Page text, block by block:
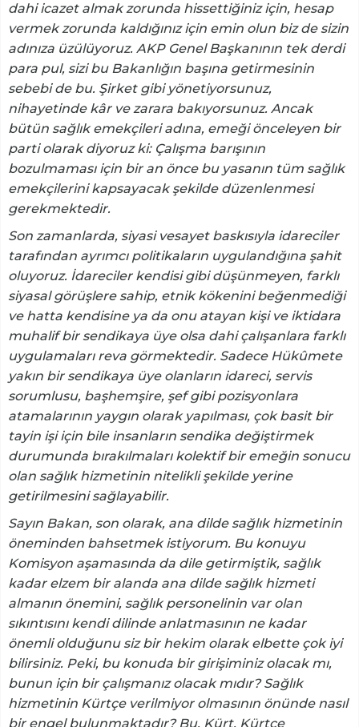
dahi icazet almak zorunda hissettiğiniz için, hesap
vermek zorunda kaldığınız için emin olun biz de sizin
adınıza üzülüyoruz. AKP Genel Başkanının tek derdi
para pul, sizi bu Bakanlığın başına getirmesinin
sebebi de bu. Şirket gibi yönetiyorsunuz,
nihayetinde kâr ve zarara bakıyorsunuz. Ancak
bütün sağlık emekçileri adına, emeği önceleyen bir
parti olarak diyoruz ki: Çalışma barışının
bozulmaması için bir an önce bu yasanın tüm sağlık
emekçilerini kapsayacak şekilde düzenlenmesi
gerekmektedir.
Son zamanlarda, siyasi vesayet baskısıyla idareciler
tarafından ayrımcı politikaların uygulandığına şahit
oluyoruz. İdareciler kendisi gibi düşünmeyen, farklı
siyasal görüşlere sahip, etnik kökenini beğenmediği
ve hatta kendisine ya da onu atayan kişi ve iktidara
muhalif bir sendikaya üye olsa dahi çalışanlara farklı
uygulamaları reva görmektedir. Sadece Hükûmete
yakın bir sendikaya üye olanların idareci, servis
sorumlusu, başhemşire, şef gibi pozisyonlara
atamalarının yaygın olarak yapılması, çok basit bir
tayin işi için bile insanların sendika değiştirmek
durumunda bırakılmaları kolektif bir emeğin sonucu
olan sağlık hizmetinin nitelikli şekilde yerine
getirilmesini sağlayabilir.
Sayın Bakan, son olarak, ana dilde sağlık hizmetinin
öneminden bahsetmek istiyorum. Bu konuyu
Komisyon aşamasında da dile getirmiştik, sağlık
kadar elzem bir alanda ana dilde sağlık hizmeti
almanın önemini, sağlık personelinin var olan
sıkıntısını kendi dilinde anlatmasının ne kadar
önemli olduğunu siz bir hekim olarak elbette çok iyi
bilirsiniz. Peki, bu konuda bir girişiminiz olacak mı,
bunun için bir çalışmanız olacak mıdır? Sağlık
hizmetinin Kürtçe verilmiyor olmasının önünde nasıl
bir engel bulunmaktadır? Bu, Kürt, Kürtçe